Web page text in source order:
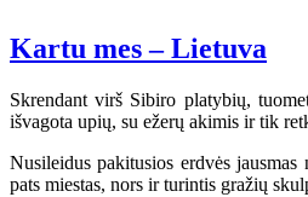
Kartu mes – Lietuva
Skrendant virš Sibiro platybių,
išvagota upių, su ežerų akimis ir tik
Nusileidus pakitusios erdvės
pats miestas, nors ir turintis gražių